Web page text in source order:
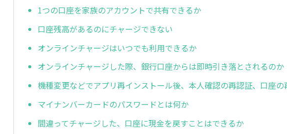
1つの口座を家族のアカウントで共有できるか
口座残高があるのにチャージできない
オンラインチャージはいつでも利用できるか
オンラインチャージした際、銀行口座からは即時引き落とされるのか
機種変更などでアプリ再インストール後、本人確認の再認証、口座
マイナンバーカードのパスワードとは何か
間違ってチャージした、口座に現金を戻すことはできるか